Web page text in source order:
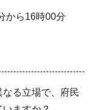
から16時00分
る立場で、府民